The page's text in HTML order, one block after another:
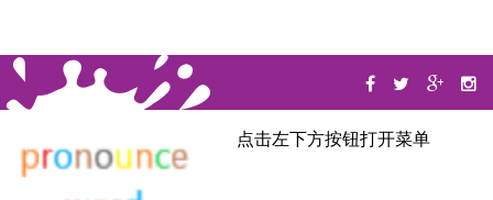
点击左下方按钮打开菜单